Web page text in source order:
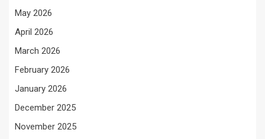
May 2026
April 2026
March 2026
February 2026
January 2026
December 2025
November 2025